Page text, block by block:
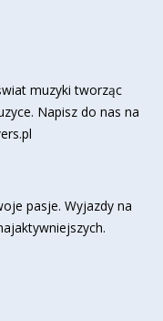
muzyki tworząc
Napisz do nas na
pasje. Wyjazdy na